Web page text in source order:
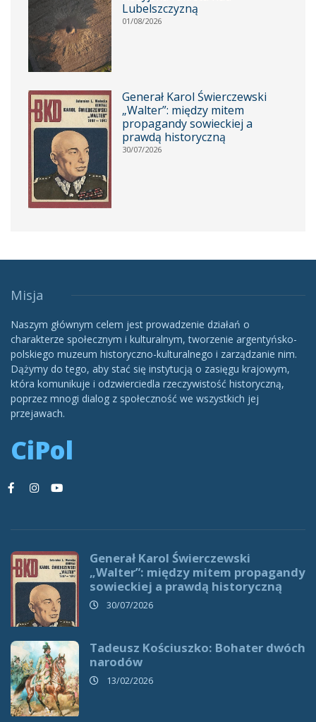
Lubelszczyzną
01/08/2026
Generał Karol Świerczewski
„Walter”: między mitem
propagandy sowieckiej a
prawdą historyczną
30/07/2026
Misja
Naszym głównym celem jest prowadzenie działań o
charakterze społecznym i kulturalnym, tworzenie argentyńsko-
polskiego muzeum historyczno-kulturalnego i zarządzanie nim.
Dążymy do tego, aby stać się instytucją o zasięgu krajowym,
która komunikuje i odzwierciedla rzeczywistość historyczną,
poprzez mnogi dialog z społeczność we wszystkich jej
przejawach.
CiPol
Generał Karol Świerczewski
„Walter”: między mitem propagandy
sowieckiej a prawdą historyczną
30/07/2026
Tadeusz Kościuszko: Bohater dwóch
narodów
13/02/2026